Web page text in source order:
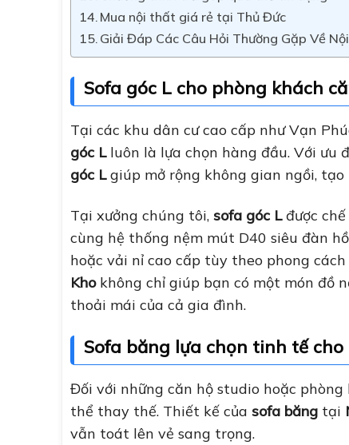
Mua nội thất giá rẻ tại Thủ Đức
Giải Đáp Các Câu Hỏi Thường Gặp Về
Sofa góc L cho phòng khách
Tại các khu dân cư cao cấp như Vạn
góc Lluôn là lựa chọn hàng đầu. Với ưu
góc Lgiúp mở rộng không gian ngồi, tạo
Tại xưởng chúng tôi, sofa góc Lđược
cùng hệ thống nệm mút D40 siêu đàn
hoặc vải nỉ cao cấp tùy theo phong
Khokhông chỉ giúp bạn có một món đồ
thoải mái của cả gia đình.
Sofa băng lựa chọn tinh tế
Đối với những căn hộ studio hoặc phòng
thể thay thế. Thiết kế của sofa băng tại
vẫn toát lên vẻ sang trọng.